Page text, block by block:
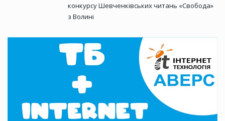
конкурсу Шевченківських читань «Свобода»
з Волині